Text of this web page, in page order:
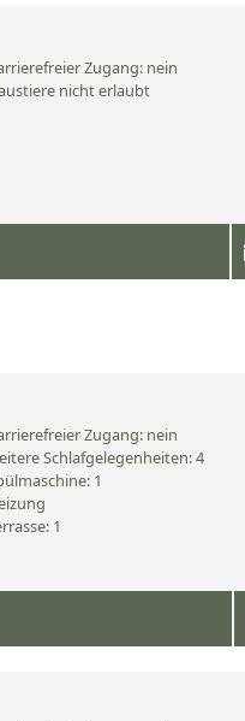
Zugang: nein
nicht erlaubt
Zugang: nein
Schlafgelegenheiten: 4
1
1